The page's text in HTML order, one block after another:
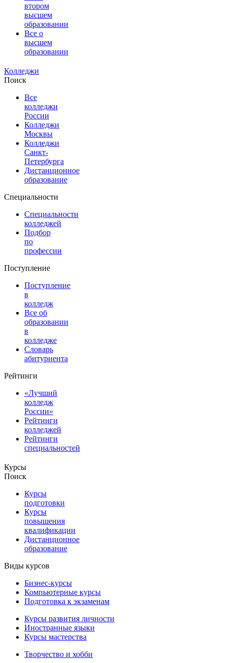
втором
высшем
образовании
Все о
высшем
образовании
Колледжи
Поиск
Все
колледжи
России
Колледжи
Москвы
Колледжи
Санкт-
Петербурга
Дистанционное
образование
Специальности
Специальности
колледжей
Подбор
по
профессии
Поступление
Поступление
в
колледж
Все об
образовании
в
колледже
Словарь
абитуриента
Рейтинги
«Лучший
колледж
России»
Рейтинги
колледжей
Рейтинги
специальностей
Курсы
Поиск
Курсы
подготовки
Курсы
повышения
квалификации
Дистанционное
образование
Виды курсов
Бизнес-курсы
Компьютерные курсы
Подготовка к экзаменам
Курсы развития личности
Иностранные языки
Курсы мастерства
Творчество и хобби